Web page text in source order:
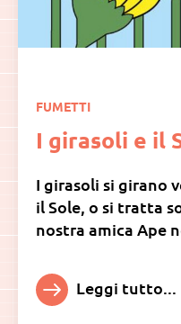
FUMETTI
I girasoli e il
I girasoli si girano
il Sole, o si tratta
nostra amica Ape
Leggi tutto...